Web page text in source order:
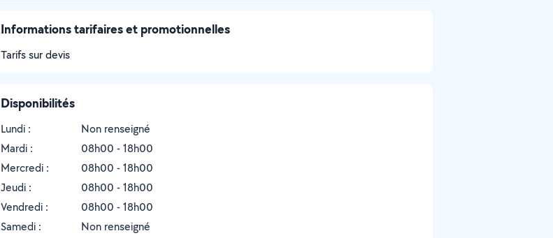
Informations tarifaires et promotionnelles
Tarifs sur devis
Disponibilités
Lundi :
Non renseigné
Mardi :
08h00 - 18h00
Mercredi :
08h00 - 18h00
Jeudi :
08h00 - 18h00
Vendredi :
08h00 - 18h00
Samedi :
Non renseigné